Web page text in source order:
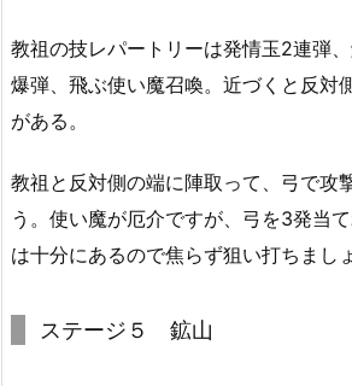
教祖の技レパートリーは発情玉2連弾
爆弾、飛ぶ使い魔召喚。近づくと反対
がある。
教祖と反対側の端に陣取って、弓で攻
う。使い魔が厄介ですが、弓を3発当
は十分にあるので焦らず狙い打ちましょ
ステージ５ 鉱山